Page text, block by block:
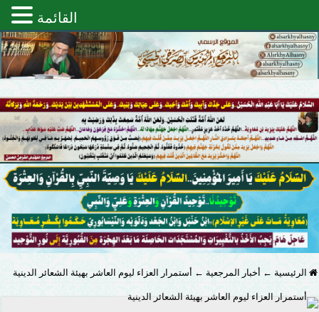
الرئيسية ← أخبار المرجعية ← أستمرار العزاء ليوم العاشر بهيئة الشعائر الدينية
القائمة